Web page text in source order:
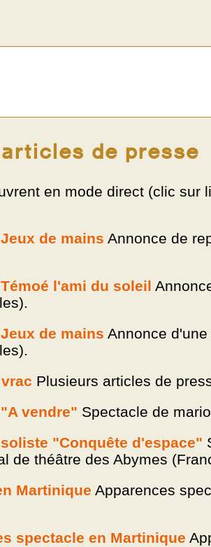
de presse
en mode direct (clic sur
de mains Annonce de
l'ami du soleil
de mains Annonce
Plusieurs articles de
vendre" Spectacle de
"Conquête d'espace"
de théâtre des Abymes
Martinique Apparences
spectacle en Martinique